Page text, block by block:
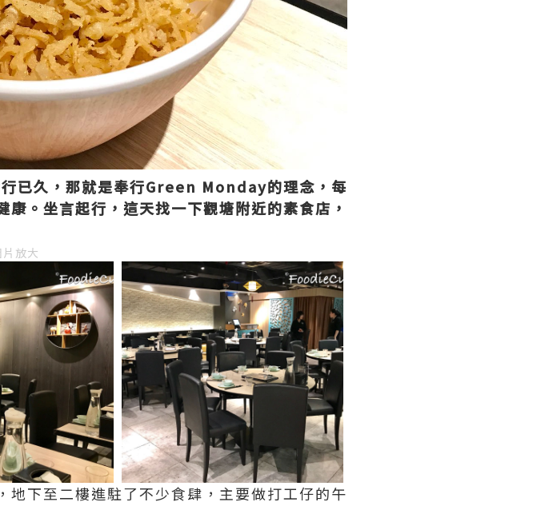
已久，那就是奉行Green Monday的理念，每
。坐言起行，這天找一下觀塘附近的素食店，
放大
地下至二樓進駐了不少食肆，主要做打工仔的午